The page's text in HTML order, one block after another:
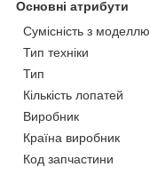
Основні атрибути
Сумісність з моделлю
Тип техніки
Тип
Кількість лопатей
Виробник
Країна виробник
Код запчастини